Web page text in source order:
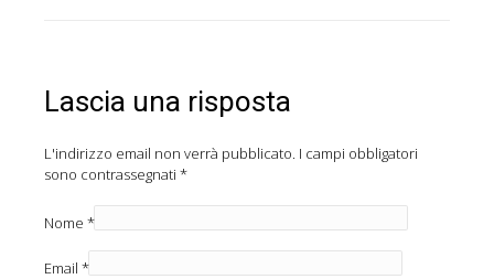
Lascia una risposta
L'indirizzo email non verrà pubblicato. I campi obbligatori
sono contrassegnati *
Nome *
Email *